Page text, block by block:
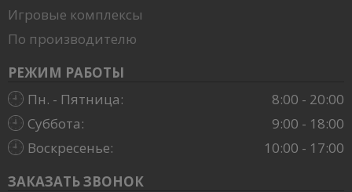
Игровые комплексы
По производителю
РЕЖИМ РАБОТЫ
Пн. - Пятница:
8:00 - 20:00
Суббота:
9:00 - 18:00
Воскресенье:
10:00 - 17:00
ЗАКАЗАТЬ ЗВОНОК